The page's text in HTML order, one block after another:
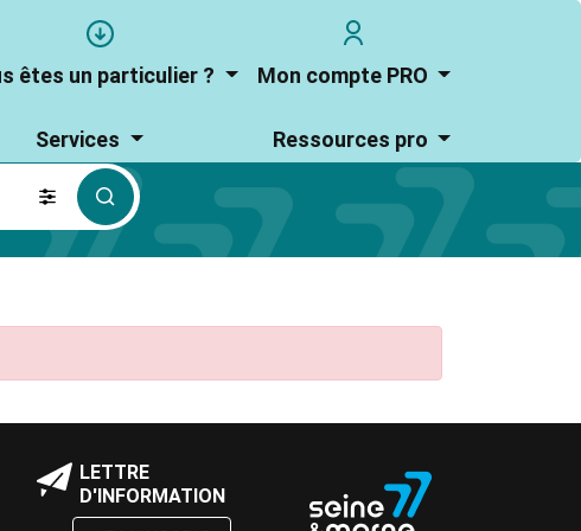
êtes un particulier ?
user_account
account
Mon compte PRO
Services Ressources pro
?
Bloc
de
texte
LETTRE
D'INFORMATION
texte